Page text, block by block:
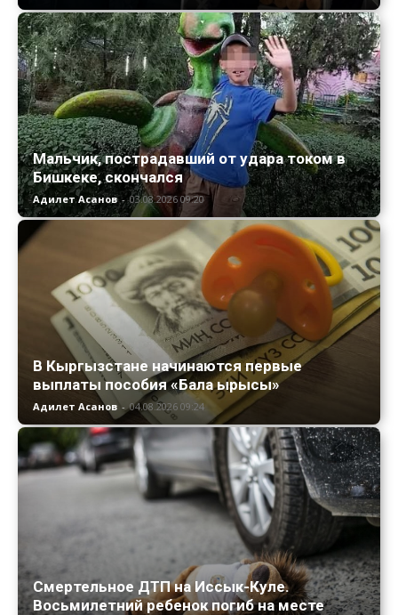
Мальчик, пострадавший от удара током в
Бишкеке, скончался
Адилет Асанов - 03.08.2026 09:20
В Кыргызстане начинаются первые
выплаты пособия «Бала ырысы»
Адилет Асанов - 04.08.2026 09:24
Смертельное ДТП на Иссык-Куле.
Восьмилетний ребенок погиб на месте